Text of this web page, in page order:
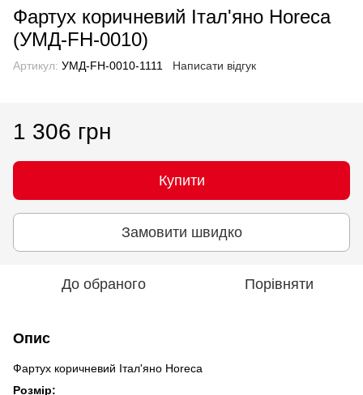
Фартух коричневий Італ'яно Horeca
(УМД-FH-0010)
Артикул: УМД-FH-0010-1111 Написати відгук
1 306 грн
Купити
Замовити швидко
До обраного Порівняти
Опис
Фартух коричневий Італ'яно Horeca
Розмір: